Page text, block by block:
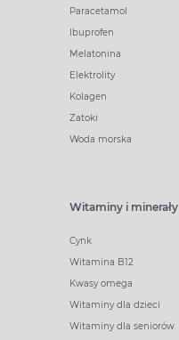
Paracetamol
Ibuprofen
Melatonina
Elektrolity
Kolagen
Zatoki
Woda morska
Witaminy i minerały
Cynk
Witamina B12
Kwasy omega
Witaminy dla dzieci
Witaminy dla seniorów